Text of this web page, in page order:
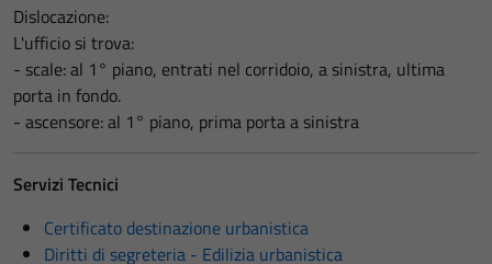
Dislocazione:
L'ufficio si trova:
- scale: al 1° piano, entrati nel corridoio, a sinistra, ultima
porta in fondo.
- ascensore: al 1° piano, prima porta a sinistra
Servizi Tecnici
Certificato destinazione urbanistica
Diritti di segreteria - Edilizia urbanistica